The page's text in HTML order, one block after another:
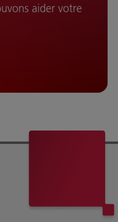
aider votre